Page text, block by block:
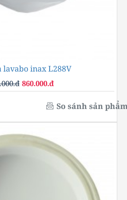
lavabo inax L288V
860.000.đ
So sánh sản